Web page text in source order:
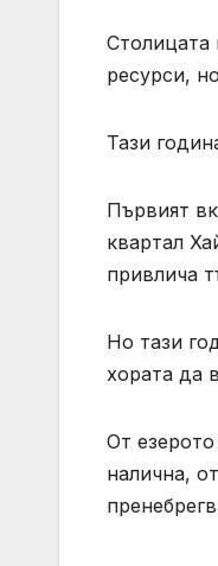
Столицата
ресурси,
Тази
Първият
квартал
привлича
Но тази
хората да
От
налична,